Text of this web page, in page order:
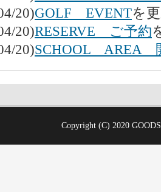
20)GOLF EVENTを
20)RESERVE ご予約
20)SCHOOL AREA
Copyright (C) 2020